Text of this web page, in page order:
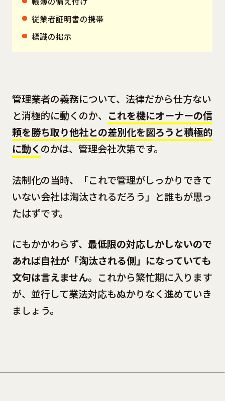
従業者証明書の携帯
標識の掲示
管理業者の義務について、法律だから仕方ない
と消極的に動くのか、 これを機にオーナーの信
頼を勝ち取り他社との差別化を図ろうと積極的
に動くのかは、管理会社次第です。
法制化の当時、「これで管理がしっかりできて
いない会社は淘汰されるだろう」と誰もが思っ
たはずです。
にもかかわらず、 最低限の対応しかしないので
あれば自社が「淘汰される側」になっていても
文句は言えません。これから繁忙期に入ります
が、並行して業法対応もぬかりなく進めていき
ましょう。